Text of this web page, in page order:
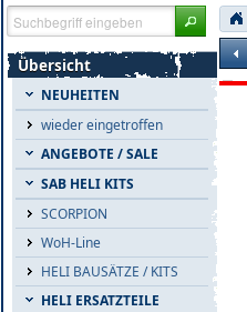
Übersicht
NEUHEITEN
wieder eingetroffen
ANGEBOTE / SALE
SAB HELI KITS
SCORPION
WoH-Line
HELI BAUSÄTZE / KITS
HELI ERSATZTEILE